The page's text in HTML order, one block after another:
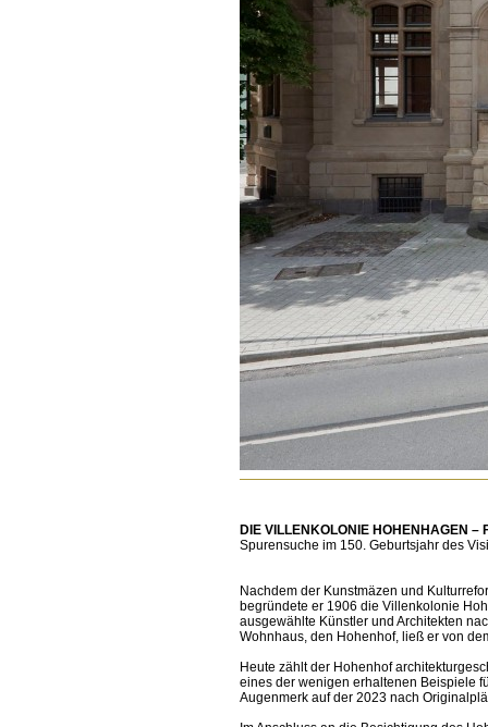
DIE VILLENKOLONIE HOHENHAGEN –
Spurensuche im 150. Geburtsjahr des
Nachdem der Kunstmäzen und
begründete er 1906 die Villenkolonie
ausgewählte Künstler und Architekten
Wohnhaus, den Hohenhof, ließ er von
Heute zählt der Hohenhof
eines der wenigen erhaltenen Beispiele
Augenmerk auf der 2023 nach